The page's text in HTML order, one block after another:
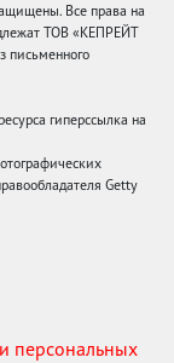
Все права на
ТОВ «КЕПРЕЙТ
письменного
гиперссылка на
Getty
персональных